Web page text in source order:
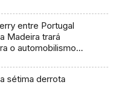
entre Portugal
Madeira trará
o automobilismo
sétima derrota